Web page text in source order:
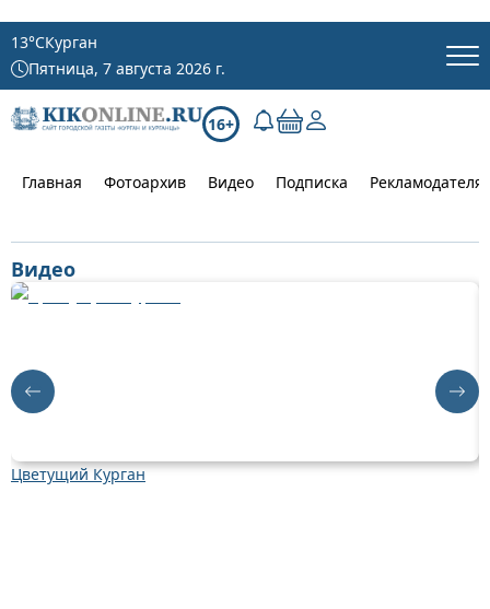
13°CКурган
Пятница, 7 августа 2026 г.
16+
Главная Фотоархив Видео Подписка
Видео
Цветущий Курган